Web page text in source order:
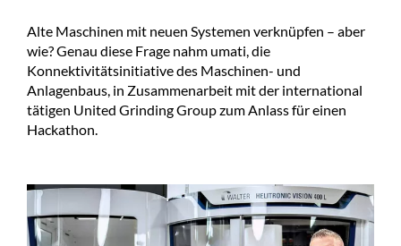
Alte Maschinen mit neuen Systemen verknüpfen – aber
wie? Genau diese Frage nahm umati, die
Konnektivitätsinitiative des Maschinen- und
Anlagenbaus, in Zusammenarbeit mit der international
tätigen United Grinding Group zum Anlass für einen
Hackathon.